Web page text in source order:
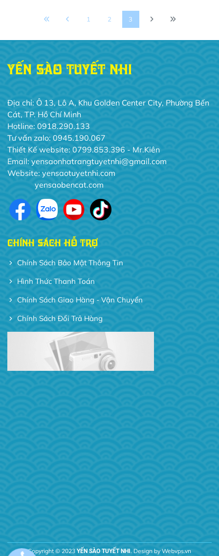
1 2 3
YẾN SÀO TUYẾT NHI
Địa chỉ: Ô 13, Lô A, Khu Golden Center City, Phường Bến
Cát, TP. Hồ Chí Minh
Hotline: 0918.290.133
Tư vấn zalo: 0945.190.067
Thiết Kế website: 0799.853.396 - Mr.Kiên
Email: yensaonhatrangtuyetnhi@gmail.com
Website: yensaotuyetnhi.com
yensaobencat.com
CHÍNH SÁCH HỖ TRỢ
Chính Sách Bảo Mật Thông Tin
Hình Thức Thanh Toán
Chính Sách Giao Hàng - Vận Chuyển
Chính Sách Đổi Trả Hàng
Copyright © 2023 YẾN SÀO TUYẾT NHI . Design by Webvps.vn